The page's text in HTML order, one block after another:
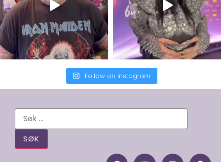
Follow on Instagram